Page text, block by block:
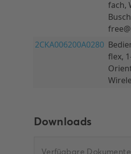
Downloads
Verfügbare Dokumente